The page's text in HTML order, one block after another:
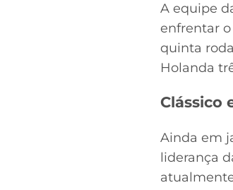
A equipe
enfrentar
quinta
Holanda
Clássico
Ainda em
liderança